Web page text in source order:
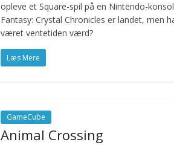
opleve et Square-spil på en Nintendo-
Fantasy: Crystal Chronicles er landet, men
været ventetiden værd?
Læs Mere
GameCube
Animal Crossing